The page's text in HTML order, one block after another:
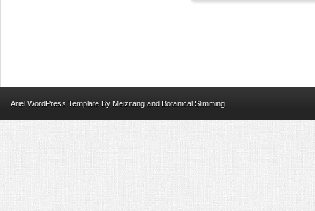
Ariel WordPress Template By Meizitang and Botanical Slimming